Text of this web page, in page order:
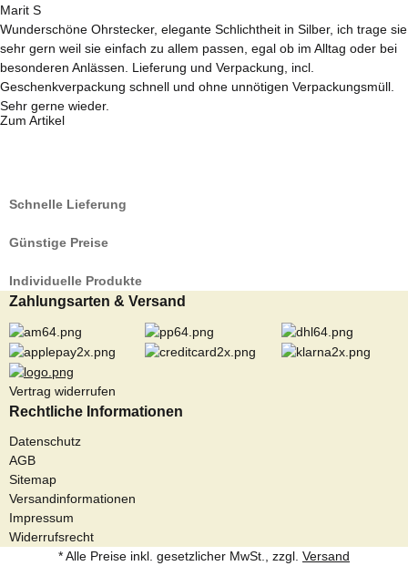
Marit S
Wunderschöne Ohrstecker, elegante Schlichtheit in Silber, ich trage sie
sehr gern weil sie einfach zu allem passen, egal ob im Alltag oder bei
besonderen Anlässen. Lieferung und Verpackung, incl.
Geschenkverpackung schnell und ohne unnötigen Verpackungsmüll.
Sehr gerne wieder.
Zum Artikel
Schnelle Lieferung
Günstige Preise
Individuelle Produkte
Zahlungsarten & Versand
Vertrag widerrufen
Rechtliche Informationen
Datenschutz
AGB
Sitemap
Versandinformationen
Impressum
Widerrufsrecht
* Alle Preise inkl. gesetzlicher MwSt., zzgl. Versand